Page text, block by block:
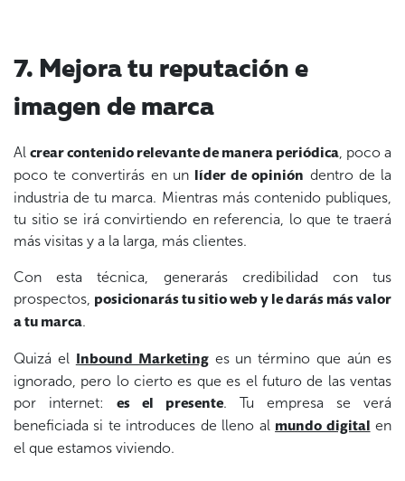
7. Mejora tu reputación e
imagen de marca
Al crear contenido relevante de manera periódica, poco a
poco te convertirás en un líder de opinión dentro de la
industria de tu marca. Mientras más contenido publiques,
tu sitio se irá convirtiendo en referencia, lo que te traerá
más visitas y a la larga, más clientes.
Con esta técnica, generarás credibilidad con tus
prospectos, posicionarás tu sitio web y le darás más valor
a tu marca.
Quizá el Inbound Marketinges un término que aún es
ignorado, pero lo cierto es que es el futuro de las ventas
por internet: es el presente. Tu empresa se verá
beneficiada si te introduces de lleno al mundo digital en
el que estamos viviendo.